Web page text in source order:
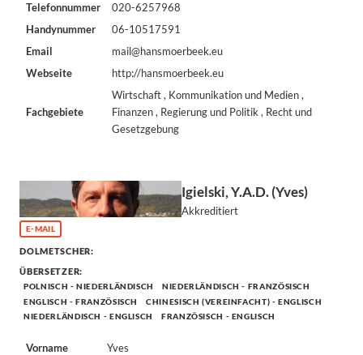
Telefonnummer
020-6257968
Handynummer
06-10517591
Email
mail@hansmoerbeek.eu
Webseite
http://hansmoerbeek.eu
Fachgebiete
Wirtschaft , Kommunikation und Medien ,
Finanzen , Regierung und Politik , Recht und
Gesetzgebung
Igielski, Y.A.D. (Yves)
Akkreditiert
E-MAIL
DOLMETSCHER:
ÜBERSETZER:
POLNISCH - NIEDERLÄNDISCH
NIEDERLÄNDISCH - FRANZÖSISCH
ENGLISCH - FRANZÖSISCH
CHINESISCH (VEREINFACHT) - ENGLISCH
NIEDERLÄNDISCH - ENGLISCH
FRANZÖSISCH - ENGLISCH
Vorname
Yves